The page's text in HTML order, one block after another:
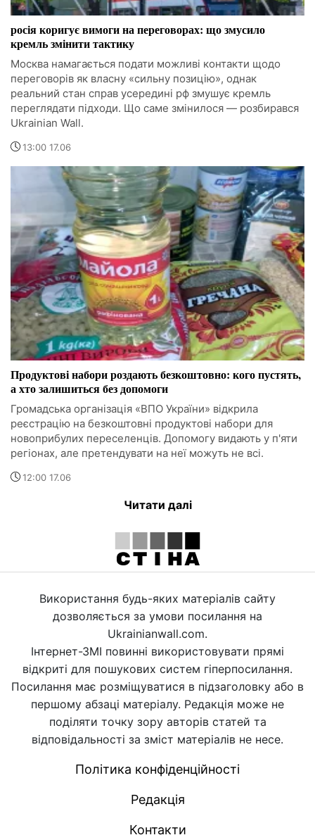
росія коригує вимоги на переговорах: що змусило
кремль змінити тактику
Москва намагається подати можливі контакти щодо
переговорів як власну «сильну позицію», однак
реальний стан справ усередині рф змушує кремль
переглядати підходи. Що саме змінилося — розбирався
Ukrainian Wall.
13:00 17.06
Продуктові набори роздають безкоштовно: кого пустять,
а хто залишиться без допомоги
Громадська організація «ВПО України» відкрила
реєстрацію на безкоштовні продуктові набори для
новоприбулих переселенців. Допомогу видають у п'яти
регіонах, але претендувати на неї можуть не всі.
12:00 17.06
Читати далі
Використання будь-яких матеріалів сайту
дозволяється за умови посилання на
Ukrainianwall.com.
Інтернет-ЗМІ повинні використовувати прямі
відкриті для пошукових систем гіперпосилання.
Посилання має розміщуватися в підзаголовку або в
першому абзаці матеріалу. Редакція може не
поділяти точку зору авторів статей та
відповідальності за зміст матеріалів не несе.
Політика конфіденційності
Редакція
Контакти